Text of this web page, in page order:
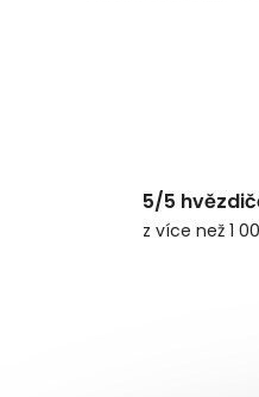
5/5
z více než 1